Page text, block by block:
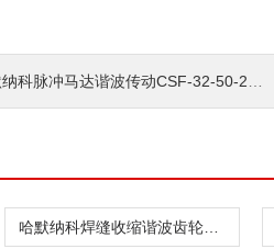
科脉冲马达谐波传动CSF-32-50-2UH-SP